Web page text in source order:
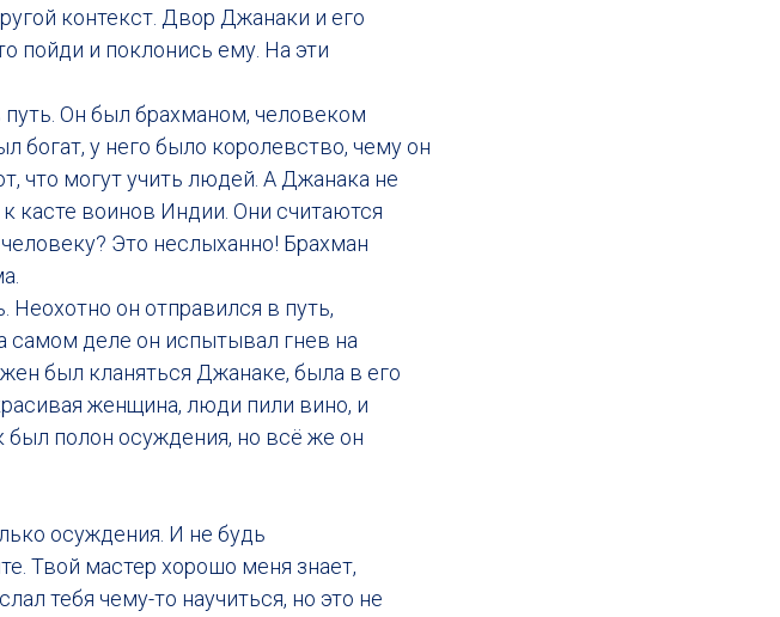
контекст. Двор Джанаки и его
пойди и поклонись ему. На эти
Он был брахманом, человеком
богат, у него было королевство, чему он
что могут учить людей. А Джанака не
касте воинов Индии. Они считаются
Это неслыханно! Брахман
Неохотно он отправился в путь,
самом деле он испытывал гнев на
был кланяться Джанаке, была в его
женщина, люди пили вино, и
полон осуждения, но всё же он
осуждения. И не будь
Твой мастер хорошо меня знает,
тебя чему-то научиться, но это не